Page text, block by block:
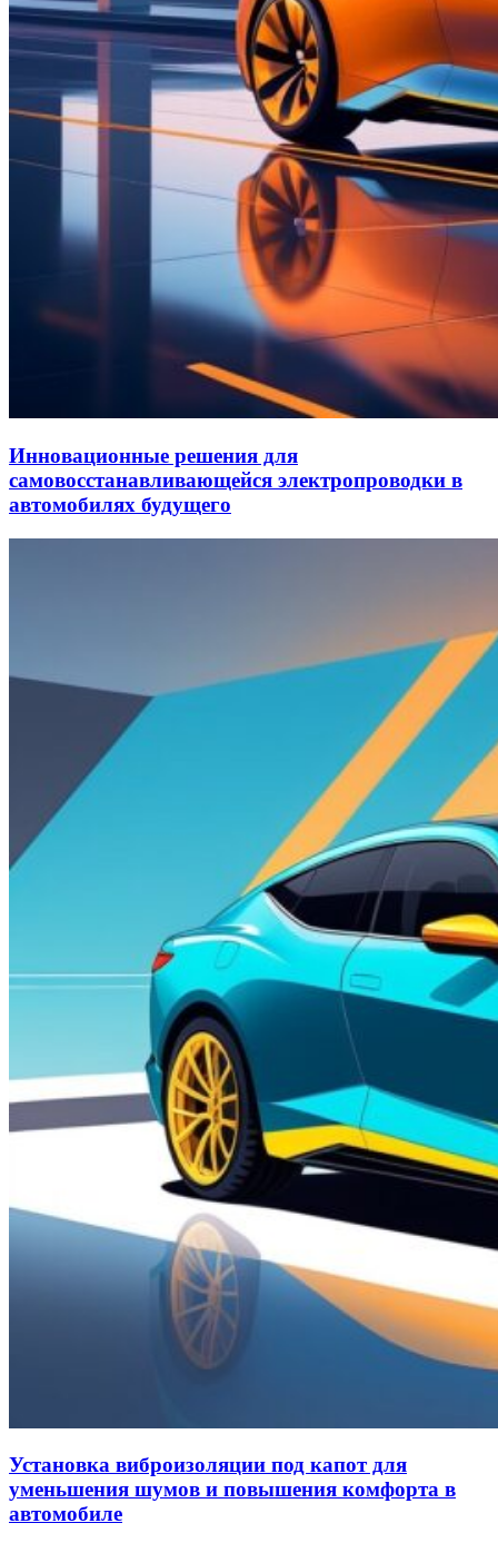
Инновационные решения для
самовосстанавливающейся электропроводки в
автомобилях будущего
Установка виброизоляции под капот для
уменьшения шумов и повышения комфорта в
автомобиле